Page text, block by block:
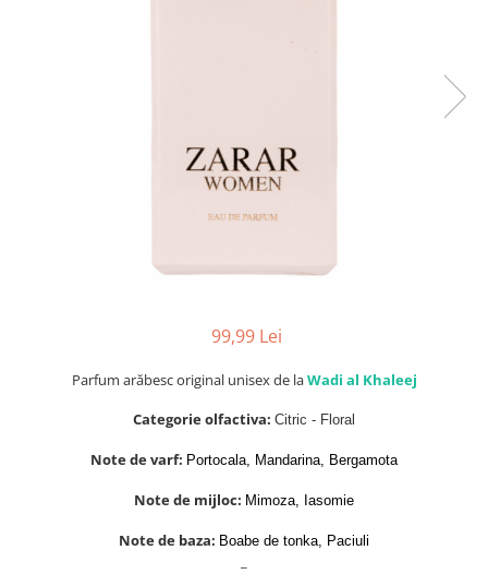
Wadi al Khaleej
99,99 Lei
Parfum arăbesc original unisex de laWadi al Khaleej
Categorie olfactiva: Citric - Floral
Note de varf: Portocala, Mandarina, Bergamota
Note de mijloc: Mimoza, Iasomie
Note de baza: Boabe de tonka, Paciuli